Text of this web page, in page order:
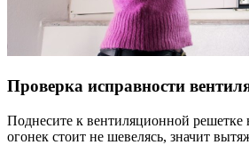
Проверка исправности
Поднесите к вентиляционной решетке
огонек стоит не шевелясь, значит